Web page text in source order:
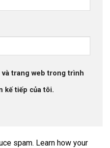
và trang web trong trình
kế tiếp của tôi.
spam. Learn how your